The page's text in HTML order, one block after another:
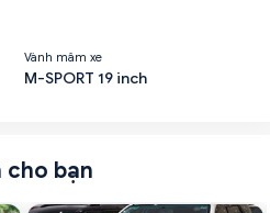
Vành mâm xe
M-SPORT 19 inch
cho bạn